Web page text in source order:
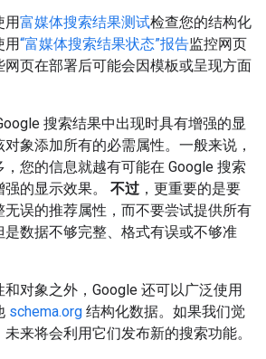
用富媒体搜索结果测试检查您的结构化
用“富媒体搜索结果状态”报告监控网页
网页在部署后可能会因模板或呈现方面
搜索结果中出现时具有增强的显
象添加所有的必需属性。一般来说，
您的信息就越有可能在 Google 搜索
的显示效果。 不过 ，更重要的是要
误的推荐属性，而不要尝试提供所有
数据不够完整、格式有误或不够准
对象之外，Google 还可以广泛使用
schema.org 结构化数据。如果我们觉
来将会利用它们发布新的搜索功能。